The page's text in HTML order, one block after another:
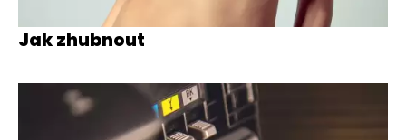
Jak zhubnout